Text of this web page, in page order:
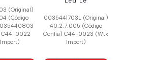
(Original)
(Código
C44-0022
0035441703L (Original)
40.2.7.005 (Código
Confia) C44-0023 (Wtk
Import)